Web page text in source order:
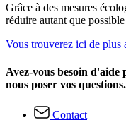
Grâce à des mesures
réduire autant que
Vous trouverez ici de plus
Avez-vous besoin d'aide
nous poser vos questions.
Contact